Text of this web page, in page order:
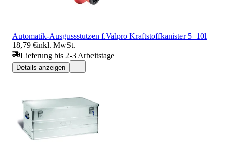
Automatik-Ausgussstutzen f.Valpro Kraftstoffkanister 5+10l
18,79 €inkl. MwSt.
Lieferung bis 2-3 Arbeitstage
Details anzeigen